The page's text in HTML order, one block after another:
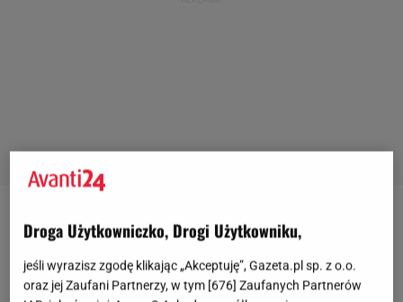
Torebki Marco Mazzini: shopperki
Jednym z najpopularniejszych modeli torebek jest
Droga Użytkowniczko, Drogi Użytkowniku,
jeśli wyrazisz zgodę klikając „Akceptuję”, Gazeta.pl sp. z o.o.
oraz jej Zaufani Partnerzy, w tym [676] Zaufanych Partnerów